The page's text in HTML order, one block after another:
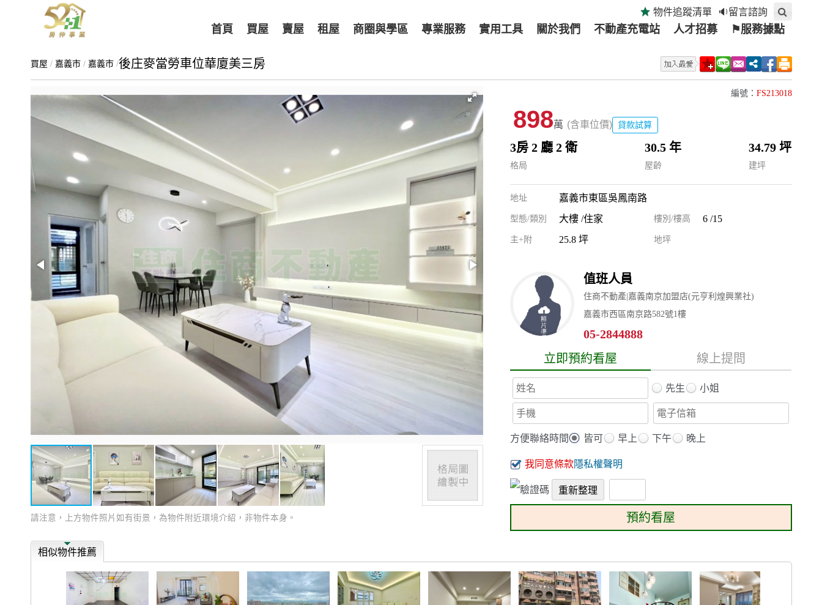
物件追蹤清單 🔉留言諮詢
首頁 買屋 賣屋 租屋 商圈與學區 專業服務 實用工具 關於我們 不動產充電站 人才招募 ⚑服務據點
買屋 / 嘉義市/ 嘉義市/後庄麥當勞車位華廈美三房
請注意，上方物件照片如有街景，為物件附近環境介紹，非物件本身。
編號： FS213018
898萬 (含車位價) 貸款試算
3房 2 廳 2 衛
格局
30.5 年
屋齡
34.79 坪
建坪
地址 嘉義市東區吳鳳南路
型態/類別 大樓 /住家 樓別/樓高 6 /15
主+附 25.8 坪 地坪
值班人員
住商不動產|嘉義南京加盟店(元亨利煌興業社)
嘉義市西區南京路582號1樓
05-2844888
立即預約看屋
線上提問
先生 小姐
方便聯絡時間 皆可 早上 下午 晚上
我同意條款隱私權聲明
預約看屋
相似物件推薦